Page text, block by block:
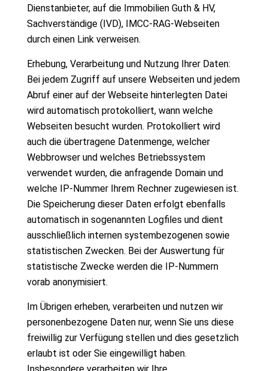
Dienstanbieter, auf die Immobilien Guth & HV,
Sachverständige (IVD), IMCC-RAG-Webseiten
durch einen Link verweisen.
Erhebung, Verarbeitung und Nutzung Ihrer Daten:
Bei jedem Zugriff auf unsere Webseiten und jedem
Abruf einer auf der Webseite hinterlegten Datei
wird automatisch protokolliert, wann welche
Webseiten besucht wurden. Protokolliert wird
auch die übertragene Datenmenge, welcher
Webbrowser und welches Betriebssystem
verwendet wurden, die anfragende Domain und
welche IP-Nummer Ihrem Rechner zugewiesen ist.
Die Speicherung dieser Daten erfolgt ebenfalls
automatisch in sogenannten Logfiles und dient
ausschließlich internen systembezogenen sowie
statistischen Zwecken. Bei der Auswertung für
statistische Zwecke werden die IP-Nummern
vorab anonymisiert.
Im Übrigen erheben, verarbeiten und nutzen wir
personenbezogene Daten nur, wenn Sie uns diese
freiwillig zur Verfügung stellen und dies gesetzlich
erlaubt ist oder Sie eingewilligt haben.